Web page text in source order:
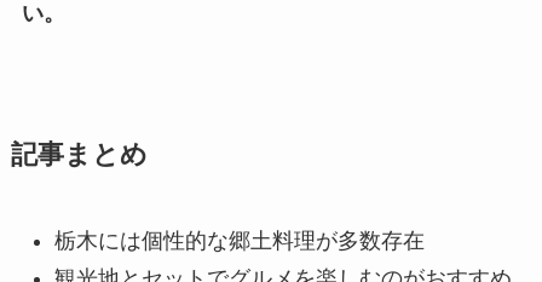
い。
記事まとめ
栃木には個性的な郷土料理が多数存在